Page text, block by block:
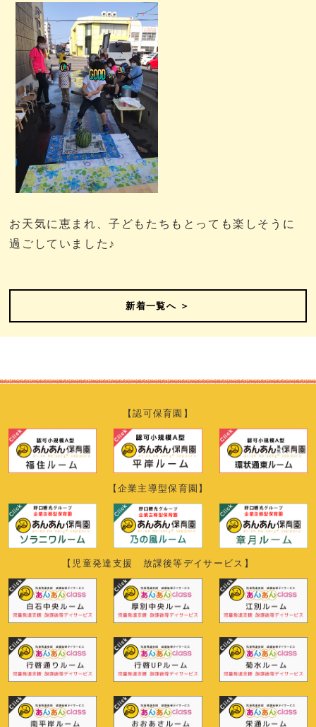
お天気に恵まれ、子どもたちもとっても楽しそうに
過ごしていました♪
新着一覧へ ＞
【認可保育園】
【企業主導型保育園】
【児童発達支援 放課後等デイサービス】